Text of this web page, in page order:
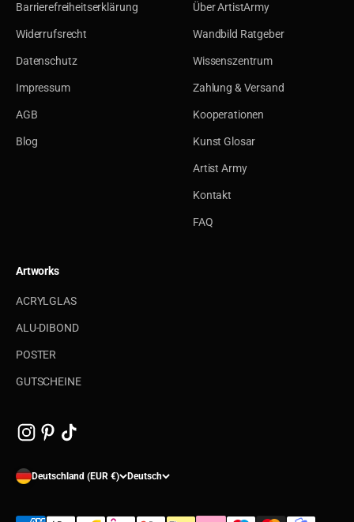
Barrierefreiheitserklärung
Widerrufsrecht
Datenschutz
Impressum
AGB
Blog
Über ArtistArmy
Wandbild Ratgeber
Wissenszentrum
Zahlung & Versand
Kooperationen
Kunst Glosar
Artist Army
Kontakt
FAQ
Artworks
ACRYLGLAS
ALU-DIBOND
POSTER
GUTSCHEINE
Deutschland (EUR €) Deutsch